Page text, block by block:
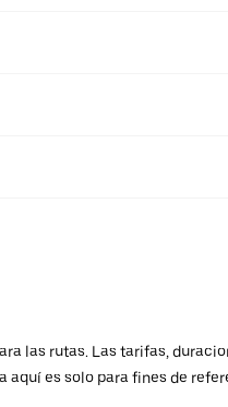
las rutas. Las tarifas,
es solo para fines de